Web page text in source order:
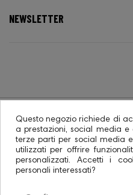
NEWSLETTER
© 2026 -
Questo negozio richiede di
a prestazioni, social media e
terze parti per social media
utilizzati per offrire
personalizzati. Accetti i
personali interessati?